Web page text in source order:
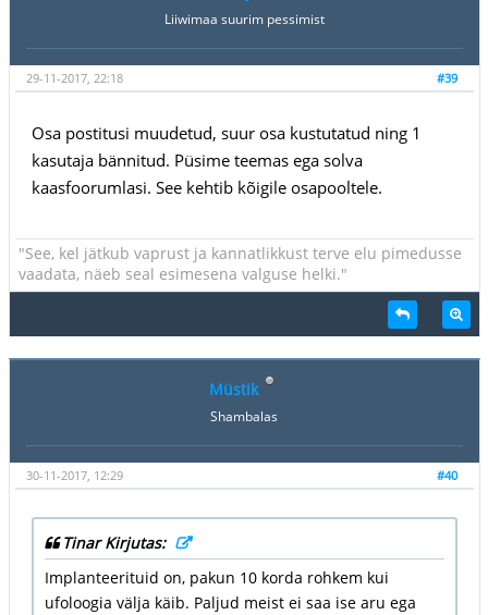
Liiwimaa suurim pessimist
#39
29-11-2017, 22:18
Osa postitusi muudetud, suur osa kustutatud ning 1
kasutaja bännitud. Püsime teemas ega solva
kaasfoorumlasi. See kehtib kõigile osapooltele.
"See, kel jätkub vaprust ja kannatlikkust terve elu pimedusse
vaadata, näeb seal esimesena valguse helki."
Müstik
Shambalas
#40
30-11-2017, 12:29
Tinar Kirjutas:
Implanteerituid on, pakun 10 korda rohkem kui
ufoloogia välja käib. Paljud meist ei saa ise aru ega